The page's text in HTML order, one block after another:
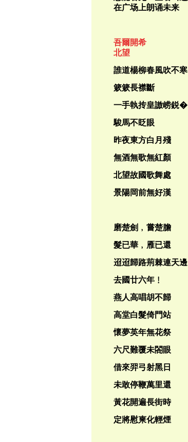
在广场上朗诵未来
吾爾開希
北望
誰道楊柳春風吹不寒
簌簌長襟斷
一手執抟皇謸崂鋭�
駿馬不眨眼
昨夜東方白月殘
無酒無歌無紅顏
北望故國歌舞處
景陽岡前無好漢
磨楚劍﹐嘗楚膽
髮已華﹐雁已還
迢迢歸路荊棘連天邊
去國廿六年﹗
燕人高唱胡不歸
高堂白髮倚門站
懷夢英年無花祭
六尺難覆未閤眼
借來羿弓射黑日
未敢停鞭萬里還
黃花開遍長街時
定將慰柬化輕煙